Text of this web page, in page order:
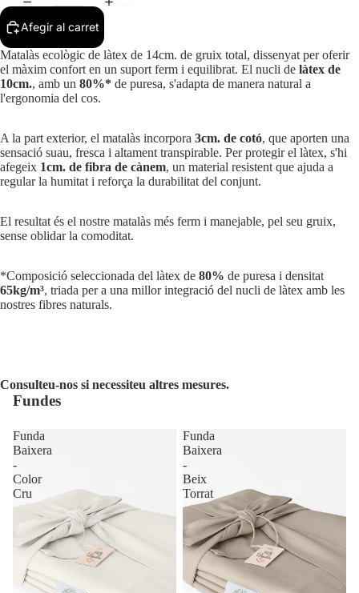
Afegir al carret
Matalàs ecològic de làtex de 14cm. de gruix total, dissenyat per oferir
el màxim confort en un suport ferm i equilibrat. El nucli de làtex de
10cm., amb un 80%* de puresa, s'adapta de manera natural a
l'ergonomia del cos.
A la part exterior, el matalàs incorpora 3cm. de cotó, que aporten una
sensació suau, fresca i altament transpirable. Per protegir el làtex, s'hi
afegeix 1cm. de fibra de cànem, un material resistent que ajuda a
regular la humitat i reforça la durabilitat del conjunt.
El resultat és el nostre matalàs més ferm i manejable, pel seu gruix,
sense oblidar la comoditat.
*Composició seleccionada del làtex de 80% de puresa i densitat
65kg/m³, triada per a una millor integració del nucli de làtex amb les
nostres fibres naturals.
Consulteu-nos si necessiteu altres mesures.
Fundes
Funda
Baixera
-
Color
Cru
Funda
Baixera
-
Beix
Torrat